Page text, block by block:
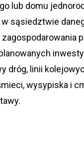
lub domu
sąsiedztwie
dróg, linii
wysypiska i